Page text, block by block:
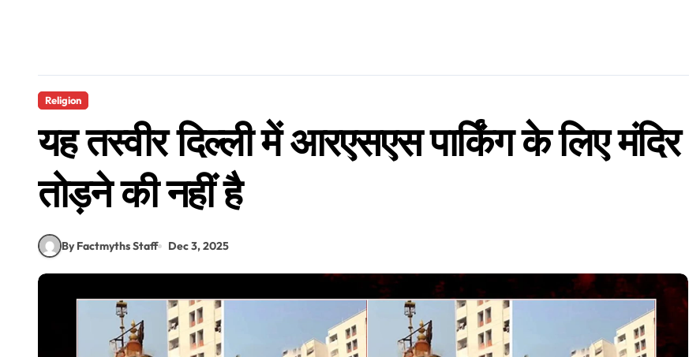
Religion
यह तस्वीर दिल्ली में आरएसएस पार्किंग के लिए मंदिर
तोड़ने की नहीं है
By Factmyths Staff Dec 3, 2025